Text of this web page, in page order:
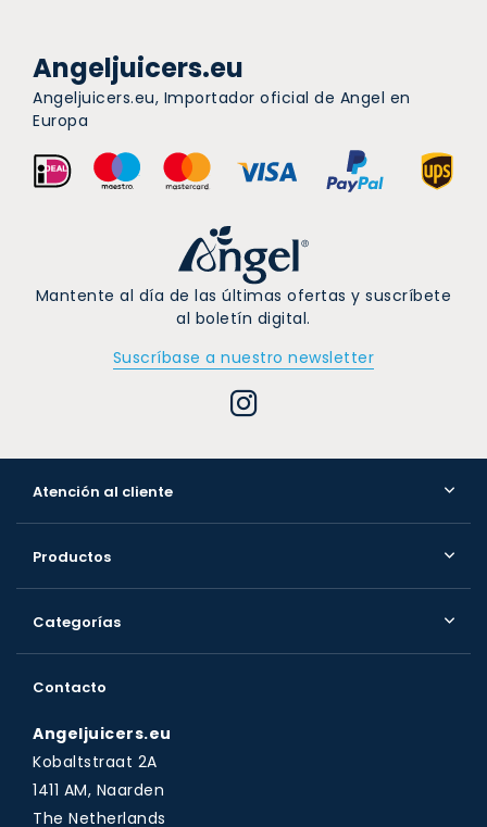
Angeljuicers.eu
Angeljuicers.eu, Importador oficial de Angel en
Europa
Mantente al día de las últimas ofertas y suscríbete
al boletín digital.
Suscríbase a nuestro newsletter
Atención al cliente
Productos
Categorías
Contacto
Angeljuicers.eu
Kobaltstraat 2A
1411 AM, Naarden
The Netherlands